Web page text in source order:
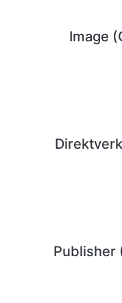
Image
Publisher